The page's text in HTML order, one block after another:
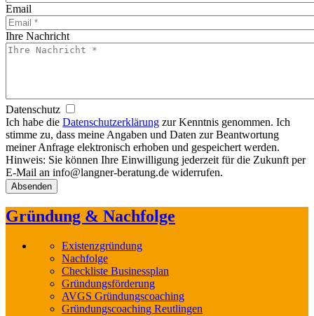
Email
Ihre Nachricht
Datenschutz
Ich habe die Datenschutzerklärung zur Kenntnis genommen. Ich
stimme zu, dass meine Angaben und Daten zur Beantwortung
meiner Anfrage elektronisch erhoben und gespeichert werden.
Hinweis: Sie können Ihre Einwilligung jederzeit für die Zukunft per
E-Mail an info@langner-beratung.de widerrufen.
Gründung & Nachfolge
Existenzgründung
Nachfolge
Checkliste Businessplan
Gründungsförderung
AVGS Gründungscoaching
Gründungscoaching Reutlingen